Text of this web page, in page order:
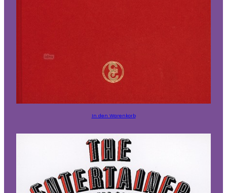
In den Warenkorb